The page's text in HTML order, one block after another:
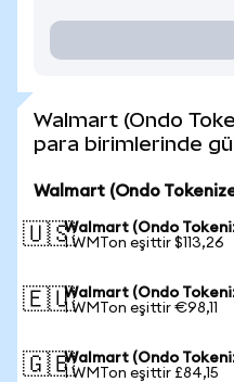
Walmart (Ondo
para birimlerinde
Walmart (Ondo
🇺🇸Walmart (Ondo
1 WMTon eşittir $113,26
🇪🇺Walmart (Ondo
1 WMTon eşittir €98,11
🇬🇧Walmart (Ondo
1 WMTon eşittir £84,15